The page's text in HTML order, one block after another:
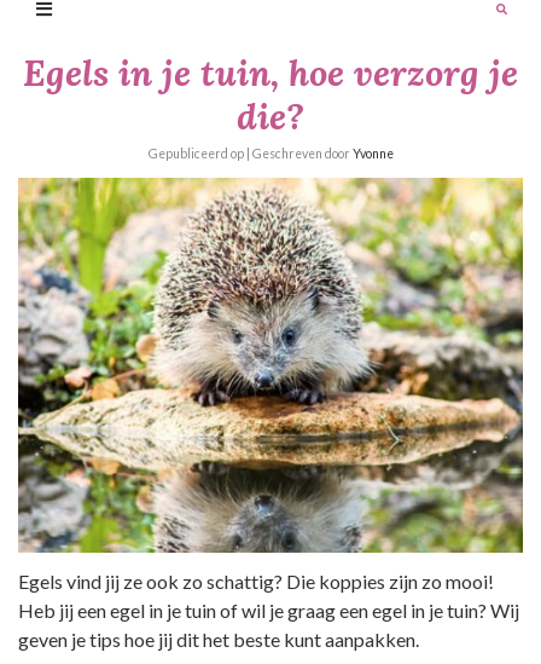
Egels in je tuin, hoe verzorg je
die?
Gepubliceerd op | Geschreven door Yvonne
Egels vind jij ze ook zo schattig? Die koppies zijn zo mooi!
Heb jij een egel in je tuin of wil je graag een egel in je tuin? Wij
geven je tips hoe jij dit het beste kunt aanpakken.